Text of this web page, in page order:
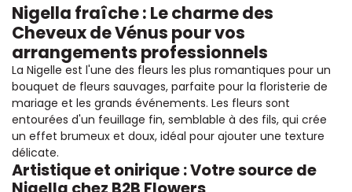
Nigella fraîche : Le charme des
Cheveux de Vénus pour vos
arrangements professionnels
La Nigelle est l'une des fleurs les plus romantiques pour un
bouquet de fleurs sauvages, parfaite pour la floristerie de
mariage et les grands événements. Les fleurs sont
entourées d'un feuillage fin, semblable à des fils, qui crée
un effet brumeux et doux, idéal pour ajouter une texture
délicate.
Artistique et onirique : Votre source de